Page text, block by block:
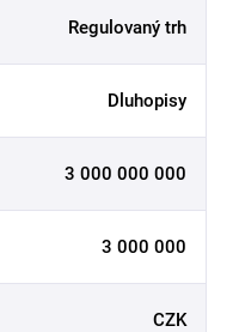
Regulovaný trh
Dluhopisy
3 000 000 000
3 000 000
CZK